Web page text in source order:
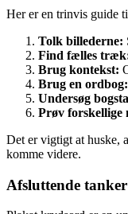
Her er en trinvis guide
Tolk billederne:
Find fælles
Brug kontekst:
Brug en ordbog:
Undersøg
Prøv forskellige
Det er vigtigt at huske,
komme videre.
Afsluttende tanker